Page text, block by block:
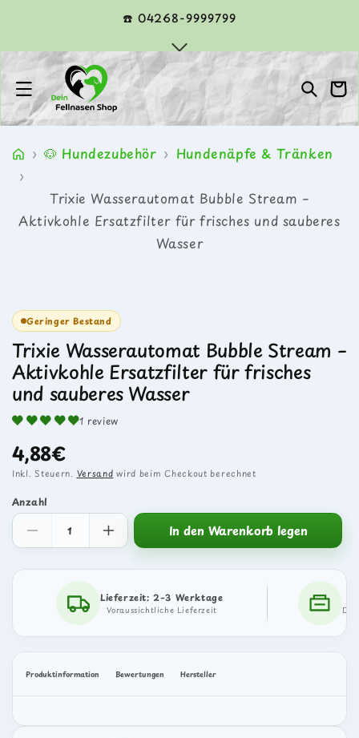
☎️ 04268-9999799
› 🐶 Hundezubehör › Hundenäpfe & Tränken
›
Trixie Wasserautomat Bubble Stream –
Aktivkohle Ersatzfilter für frisches und sauberes
Wasser
in
Modal
öffnen
Geringer Bestand
Trixie Wasserautomat Bubble Stream –
Aktivkohle Ersatzfilter für frisches
und sauberes Wasser
1 review
Normaler
Preis
4,88€
Inkl. Steuern. Versand wird beim Checkout berechnet
Anzahl
Verringere
die
Wasserautomat
Stream
Ersatzfilter
und
Erhöhe
die
Trixie
Wasserautomat
Stream
Ersatzfilter
und
In den Warenkorb legen
Lieferzeit: 2–3 Werktage
Voraussichtliche Lieferzeit
Produktinformation Bewertungen Hersteller